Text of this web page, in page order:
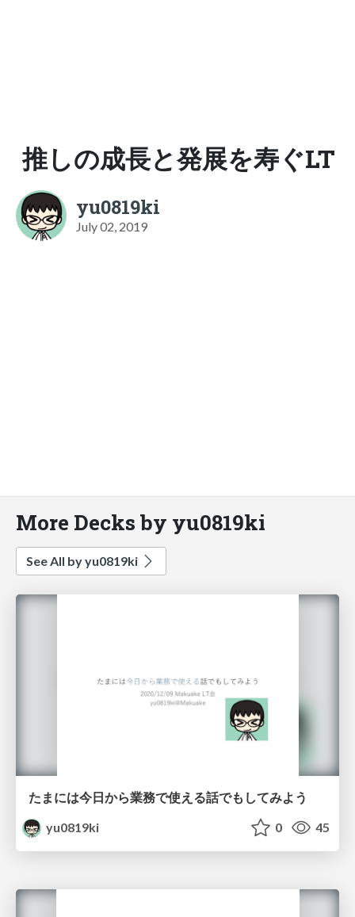
推しの成長と発展を寿ぐLT
yu0819ki
July 02, 2019
More Decks by yu0819ki
See All by yu0819ki
たまには今日から業務で使える話でもしてみよう
yu0819ki
0 45